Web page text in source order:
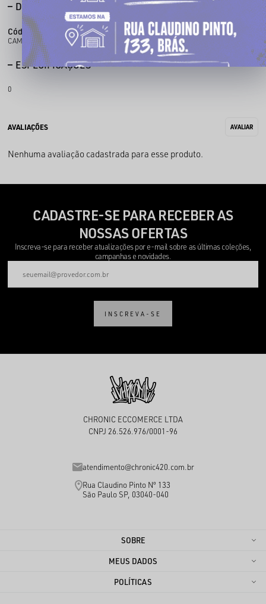
DESCRIÇÃO COMPLETA
Código identificador (SKU):
105000001
CAMISA DE TIME 050
ESPECIFICAÇÕES
0
Nenhuma avaliação cadastrada para esse produto.
CADASTRE-SE PARA RECEBER AS
NOSSAS OFERTAS
Inscreva-se para receber atualizações por e-mail sobre as últimas coleções,
campanhas e novidades.
INSCREVA-SE
CHRONIC ECCOMERCE LTDA
CNPJ 26.526.976/0001-96
atendimento@chronic420.com.br
Rua Claudino Pinto Nº 133
São Paulo SP, 03040-040
SOBRE
MEUS DADOS
POLÍTICAS